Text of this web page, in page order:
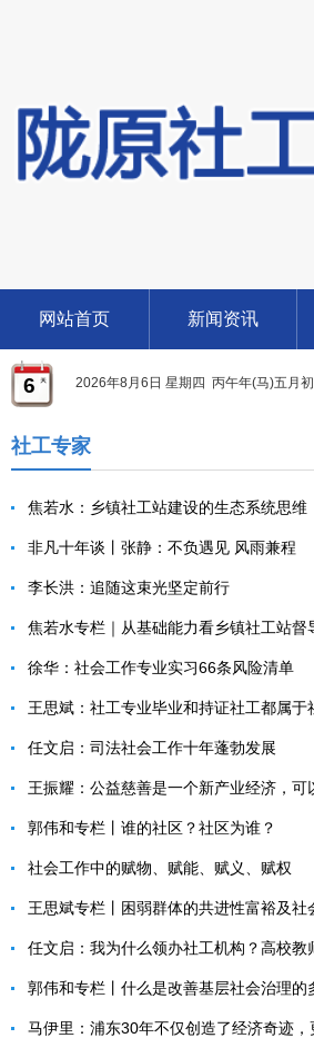
网站首页 新闻资讯
6 2026年8月6日 星期四 丙午年(马)五月
社工专家
焦若水：乡镇社工站建设的生态系统思维
非凡十年谈丨张静：不负遇见 风雨兼程
李长洪：追随这束光坚定前行
焦若水专栏｜从基础能力看乡镇社工站督
徐华：社会工作专业实习66条风险清单
王思斌：社工专业毕业和持证社工都属
任文启：司法社会工作十年蓬勃发展
王振耀：公益慈善是一个新产业经济，可
郭伟和专栏丨谁的社区？社区为谁？
社会工作中的赋物、赋能、赋义、赋权
王思斌专栏丨困弱群体的共进性富裕及社
任文启：我为什么领办社工机构？高校
郭伟和专栏丨什么是改善基层社会治理的
马伊里：浦东30年不仅创造了经济奇迹